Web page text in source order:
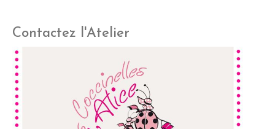
Contactez l'Atelier